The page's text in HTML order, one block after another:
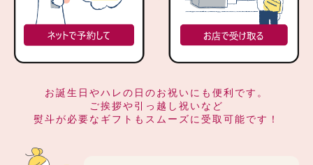
お誕生日やハレの日のお祝いにも便利です。
ご挨拶や引っ越し祝いなど
熨斗が必要なギフトもスムーズに受取可能です！